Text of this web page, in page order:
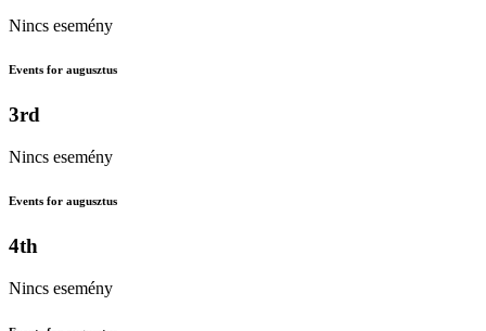
Nincs esemény
Events for augusztus
3rd
Nincs esemény
Events for augusztus
4th
Nincs esemény